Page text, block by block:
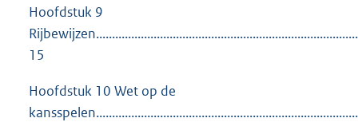
Hoofdstuk 9
15
Hoofdstuk 10 Wet op de